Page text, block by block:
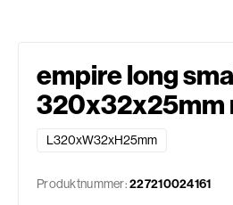
empire long
320x32x25mm
L320xW32xH25mm
Produktnummer:227210024161